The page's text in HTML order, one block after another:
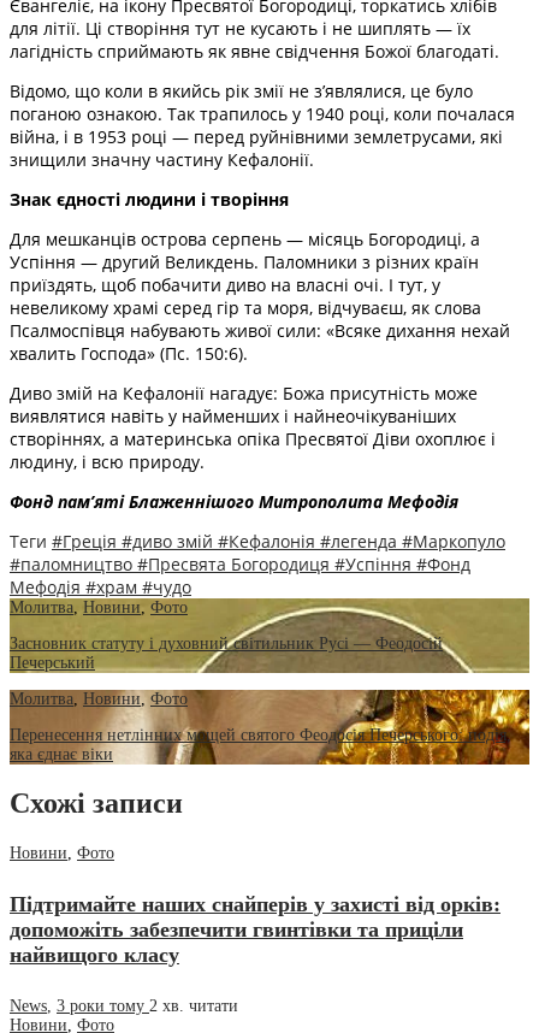
Євангеліє, на ікону Пресвятої Богородиці, торкатись хлібів
для літії. Ці створіння тут не кусають і не шиплять — їх
лагідність сприймають як явне свідчення Божої благодаті.
Відомо, що коли в якийсь рік змії не з’являлися, це було
поганою ознакою. Так трапилось у 1940 році, коли почалася
війна, і в 1953 році — перед руйнівними землетрусами, які
знищили значну частину Кефалонії.
Знак єдності людини і творіння
Для мешканців острова серпень — місяць Богородиці, а
Успіння — другий Великдень. Паломники з різних країн
приїздять, щоб побачити диво на власні очі. І тут, у
невеликому храмі серед гір та моря, відчуваєш, як слова
Псалмоспівця набувають живої сили: «Всяке дихання нехай
хвалить Господа» (Пс. 150:6).
Диво змій на Кефалонії нагадує: Божа присутність може
виявлятися навіть у найменших і найнеочікуваніших
створіннях, а материнська опіка Пресвятої Діви охоплює і
людину, і всю природу.
Фонд пам’яті Блаженнішого Митрополита Мефодія
Теги #Греція #диво змій #Кефалонія #легенда #Маркопуло
#паломництво #Пресвята Богородиця #Успіння #Фонд
Мефодія #храм #чудо
Молитва Новини Фото
Засновник статуту і духовний світильник Русі — Феодосій
Печерський
Молитва Новини , Фото
Перенесення нетлінних мощей святого Феодосія Печерського: подія,
яка єднає віки
Схожі записи
Новини, Фото
Підтримайте наших снайперів у захисті від орків:
допоможіть забезпечити гвинтівки та приціли
найвищого класу
News, 3 роки тому 2 хв. читати
Новини, Фото